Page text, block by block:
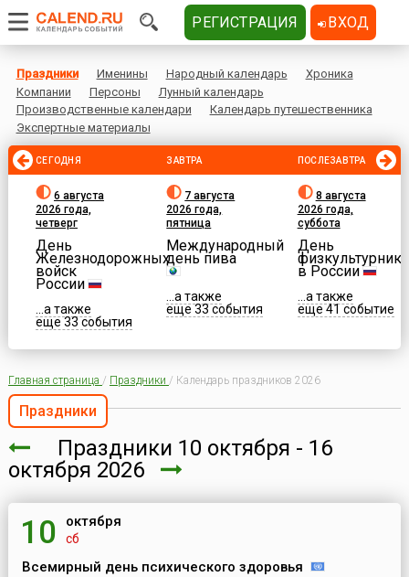
Праздники Именины Народный календарь
Хроника
Компании
Персоны
Лунный календарь
Производственные календари
Календарь путешественника
Экспертные материалы
СЕГОДНЯ
6 августа
2026 года,
четверг
День
Железнодорожных
войск
России
...а также
еще 33 события
ЗАВТРА
7 августа
2026 года,
пятница
Международный
день пива
...а также
еще 33 события
ПОСЛЕЗАВТРА
8 августа
2026 года,
суббота
День
физкультурника
в России
...а также
еще 41 событие
Главная страница / Праздники / Календарь праздников 2026
Праздники
Праздники 10 октября - 16
октября 2026
10 октября
сб
Всемирный день психического здоровья
РЕГИСТРАЦИЯ ВХОД